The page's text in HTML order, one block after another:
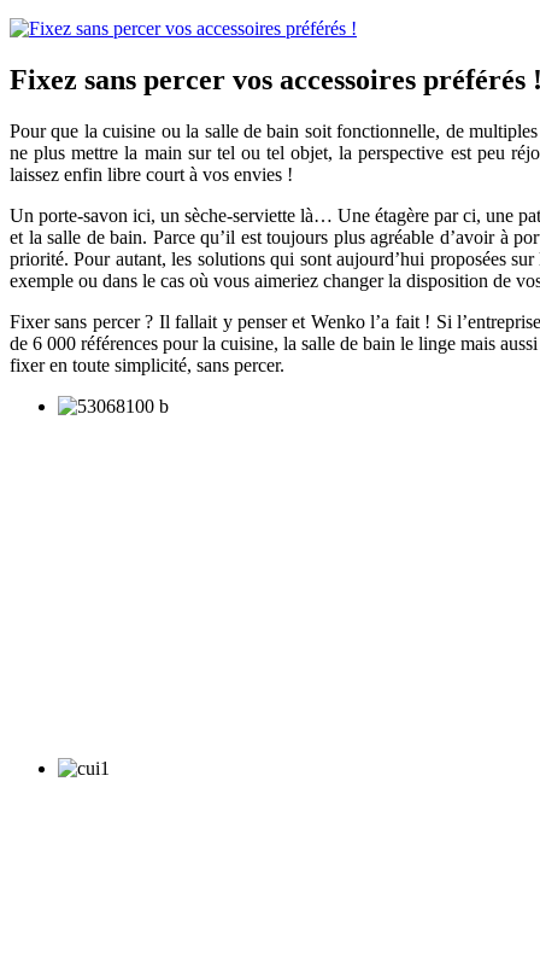
Fixez sans percer vos accessoires préférés
Pour que la cuisine ou la salle de bain soit fonctionnelle, de
ne plus mettre la main sur tel ou tel objet, la perspective est peu
laissez enfin libre court à vos envies !
Un porte-savon ici, un sèche-serviette là… Une étagère par ci, une
et la salle de bain. Parce qu’il est toujours plus agréable d’avoir à
priorité. Pour autant, les solutions qui sont aujourd’hui proposées
exemple ou dans le cas où vous aimeriez changer la disposition de
Fixer sans percer ? Il fallait y penser et Wenko l’a fait ! Si
de 6 000 références pour la cuisine, la salle de bain le linge mais
fixer en toute simplicité, sans percer.